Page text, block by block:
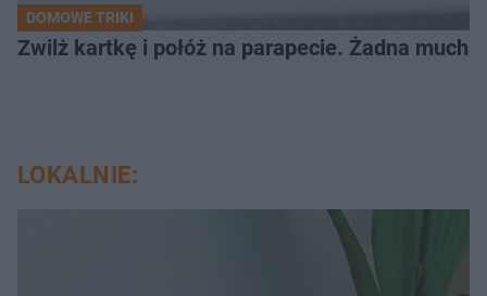
DOMOWE TRIKI
Zwilż kartkę i połóż na parapecie. Żadna
LOKALNIE: